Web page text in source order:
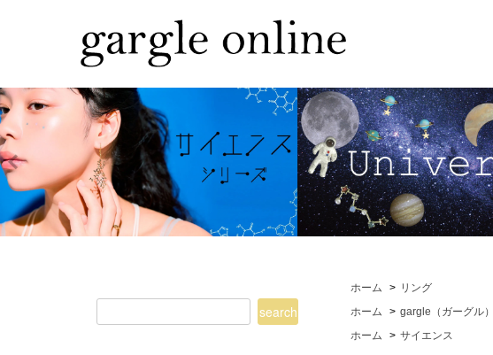
ホーム > リング
ホーム
> gargle（ガーグル）
ホーム
> サイエンス